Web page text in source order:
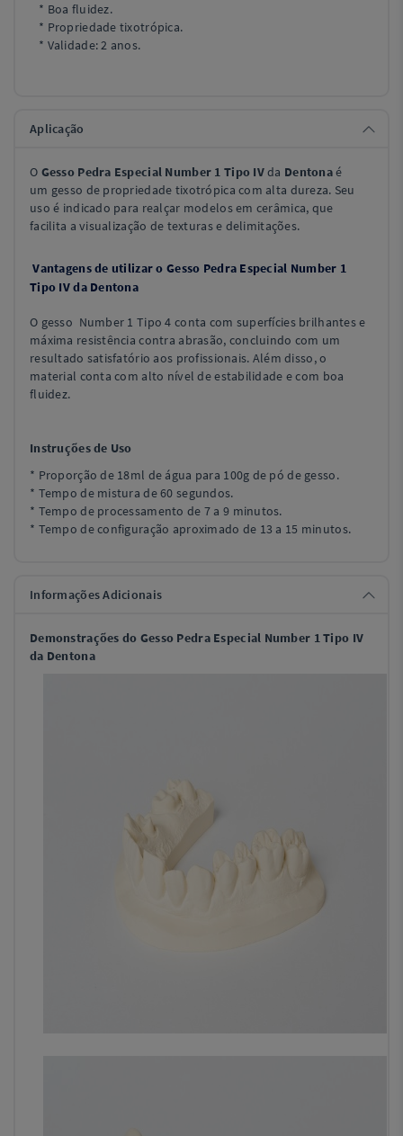
* Boa fluidez.
* Propriedade tixotrópica.
* Validade: 2 anos.
Aplicação
O Gesso Pedra Especial Number 1 Tipo IVda Dentonaé
um gesso de propriedade tixotrópica com alta dureza. Seu
uso é indicado para realçar modelos em cerâmica, que
facilita a visualização de texturas e delimitações.
Vantagens de utilizar o Gesso Pedra Especial Number 1
Tipo IV da Dentona
O gesso Number 1 Tipo 4 conta com superfícies brilhantes e
máxima resistência contra abrasão, concluindo com um
resultado satisfatório aos profissionais. Além disso, o
material conta com alto nível de estabilidade e com boa
fluidez.
Instruções de Uso
* Proporção de 18ml de água para 100g de pó de gesso.
* Tempo de mistura de 60 segundos.
* Tempo de processamento de 7 a 9 minutos.
* Tempo de configuração aproximado de 13 a 15 minutos.
Informações Adicionais
Demonstrações do Gesso Pedra Especial Number 1 Tipo IV
da Dentona